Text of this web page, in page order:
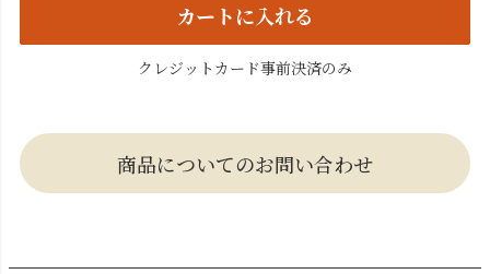
カートに入れる
クレジットカード事前決済のみ
商品についてのお問い合わせ